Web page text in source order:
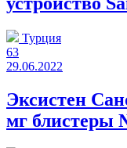
Турция
63
29.06.2022
Эксистен
мг блистеры